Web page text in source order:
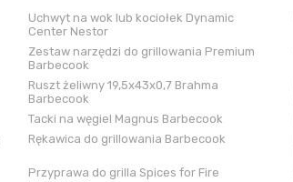
Uchwyt na wok lub kociołek Dynamic
Center Nestor
Zestaw narzędzi do grillowania Premium
Barbecook
Ruszt żeliwny 19,5x43x0,7 Brahma
Barbecook
Tacki na węgiel Magnus Barbecook
Rękawica do grillowania Barbecook
Przyprawa do grilla Spices for Fire